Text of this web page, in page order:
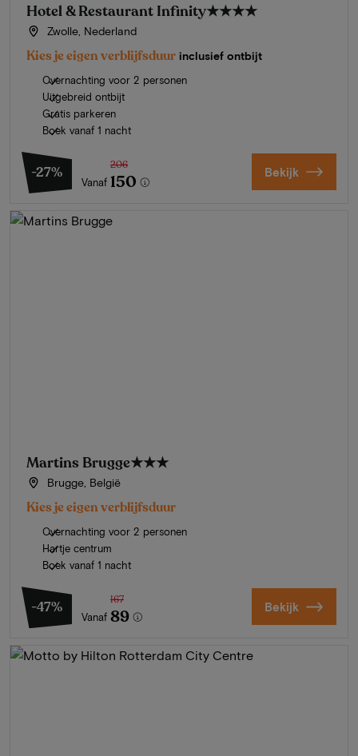
Hotel & Restaurant Infinity★★★★
Zwolle, Nederland
Kies je eigen verblijfsduur inclusief ontbijt
Overnachting voor 2 personen
Uitgebreid ontbijt
Gratis parkeren
Boek vanaf 1 nacht
-27%
Vanaf
206
150 Bekijk
Martins Brugge★★★
Brugge, België
Kies je eigen verblijfsduur
Overnachting voor 2 personen
Hartje centrum
Boek vanaf 1 nacht
-47%
Vanaf
167
89 Bekijk